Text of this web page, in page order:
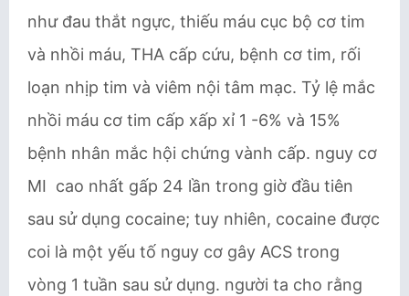
như đau thắt ngực, thiếu máu cục bộ cơ tim
và nhồi máu, THA cấp cứu, bệnh cơ tim, rối
loạn nhịp tim và viêm nội tâm mạc. Tỷ lệ mắc
nhồi máu cơ tim cấp xấp xỉ 1 -6% và 15%
bệnh nhân mắc hội chứng vành cấp. nguy cơ
MI cao nhất gấp 24 lần trong giờ đầu tiên
sau sử dụng cocaine; tuy nhiên, cocaine được
coi là một yếu tố nguy cơ gây ACS trong
vòng 1 tuần sau sử dụng. người ta cho rằng